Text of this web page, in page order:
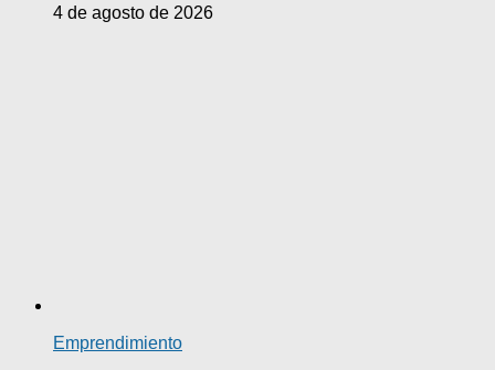
4 de agosto de 2026
Emprendimiento